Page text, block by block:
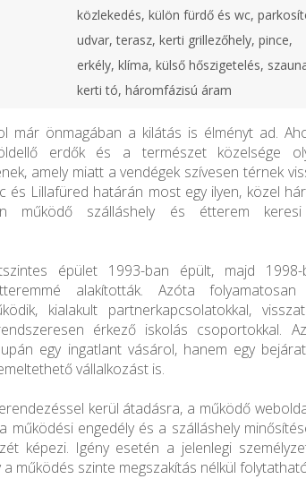
közlekedés, külön fürdő és wc,
udvar, terasz, kerti grillezőhely, pince,
erkély, klíma, külső hőszigetelés,
kerti tó, háromfázisú áram
már önmagában a kilátás is élményt ad.
erdők és a természet közelsége
amely miatt a vendégek szívesen térnek
és Lillafüred határán most egy ilyen, közel
működő szálláshely és étterem
épület 1993-ban épült, majd 1998-
alakították. Azóta
kialakult partnerkapcsolatokkal,
érkező iskolás csoportokkal.
egy ingatlant vásárol, hanem egy
vállalkozást is.
kerül átadásra, a működő
működési engedély és a szálláshely
képezi. Igény esetén a jelenlegi
a működés szinte megszakítás nélkül